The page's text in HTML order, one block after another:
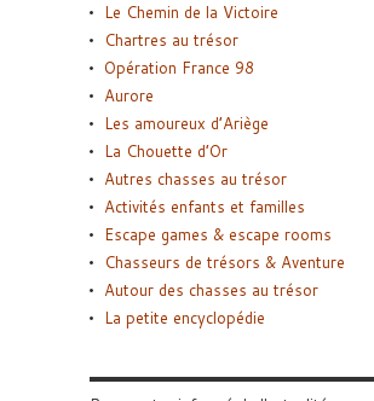
Le Chemin de la Victoire
Chartres au trésor
Opération France 98
Aurore
Les amoureux d’Ariège
La Chouette d’Or
Autres chasses au trésor
Activités enfants et familles
Escape games & escape rooms
Chasseurs de trésors & Aventure
Autour des chasses au trésor
La petite encyclopédie